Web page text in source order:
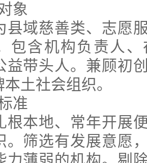
象
县域慈善类、志愿
包含机构负责人
益带头人。兼顾初
土社会组织。
准
根本地、常年开展
。筛选有发展意愿